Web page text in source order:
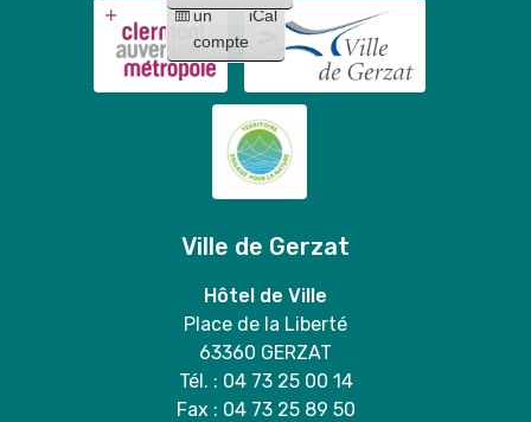
un
compte
iCal
Ville de Gerzat
Hôtel de Ville
Place de la Liberté
63360 GERZAT
Tél. : 04 73 25 00 14
Fax : 04 73 25 89 50